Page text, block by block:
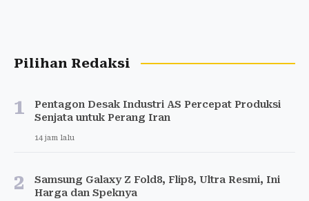
Pilihan Redaksi
1
Pentagon Desak Industri AS Percepat Produksi
Senjata untuk Perang Iran
14 jam lalu
2
Samsung Galaxy Z Fold8, Flip8, Ultra Resmi, Ini
Harga dan Speknya